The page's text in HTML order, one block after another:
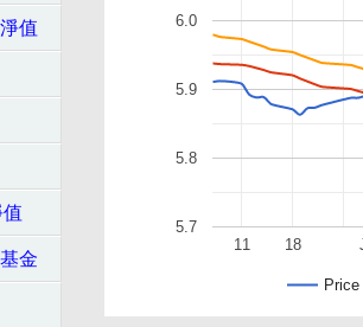
值
金
Price
11 18
5.7
5.8
5.9
6.0